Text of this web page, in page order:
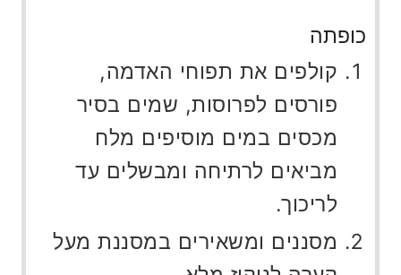
כופתה
קולפים את תפוחי האדמה,
פורסים לפרוסות, שמים בסיר
מכסים במים מוסיפים מלח
מביאים לרתיחה ומבשלים עד
לריכוך.
מסננים ומשאירים במסננת מעל